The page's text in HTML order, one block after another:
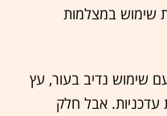
שימוש במצלמות
שימוש נדיב בעור, עץ
עדכניות. אבל חלק